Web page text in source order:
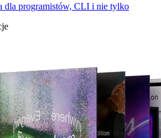
dla programistów, CLI i nie tylko